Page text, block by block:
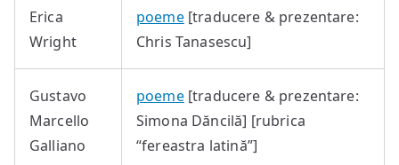
Erica
Wright
poeme[traducere & prezentare:
Chris Tanasescu]
Gustavo
Marcello
Galliano
poeme[traducere & prezentare:
Simona Dăncilă] [rubrica
“fereastra latină”]